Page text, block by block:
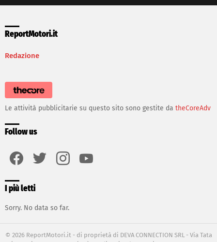
ReportMotori.it
Redazione
Le attività pubblicitarie su questo sito sono gestite da theCoreAdv
Follow us
I più letti
Sorry. No data so far.
© 2026 ReportMotori.it - di proprietà di DEVA CONNECTION SRL - Via Tata